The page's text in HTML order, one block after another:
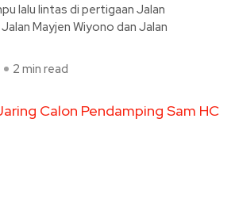
lalu lintas di pertigaan Jalan
Mayjen Wiyono dan Jalan
2 min read